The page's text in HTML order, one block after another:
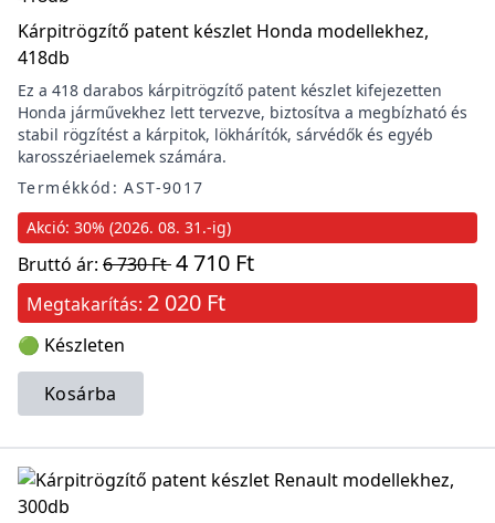
Kárpitrögzítő patent készlet Honda modellekhez,
418db
Ez a 418 darabos kárpitrögzítő patent készlet kifejezetten
Honda járművekhez lett tervezve, biztosítva a megbízható és
stabil rögzítést a kárpitok, lökhárítók, sárvédők és egyéb
karosszériaelemek számára.
Termékkód: AST-9017
Akció: 30% (2026. 08. 31.-ig)
Bruttó ár: 6 730 Ft4 710 Ft
Megtakarítás: 2 020 Ft
🟢 Készleten
Kosárba